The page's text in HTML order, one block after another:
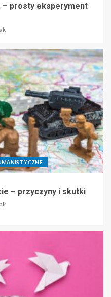
– prosty eksperyment
– przyczyny i skutki